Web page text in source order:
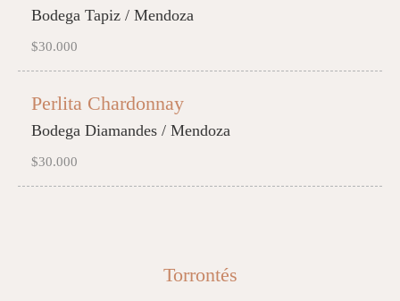
Bodega Tapiz / Mendoza
$30.000
Perlita Chardonnay
Bodega Diamandes / Mendoza
$30.000
Torrontés